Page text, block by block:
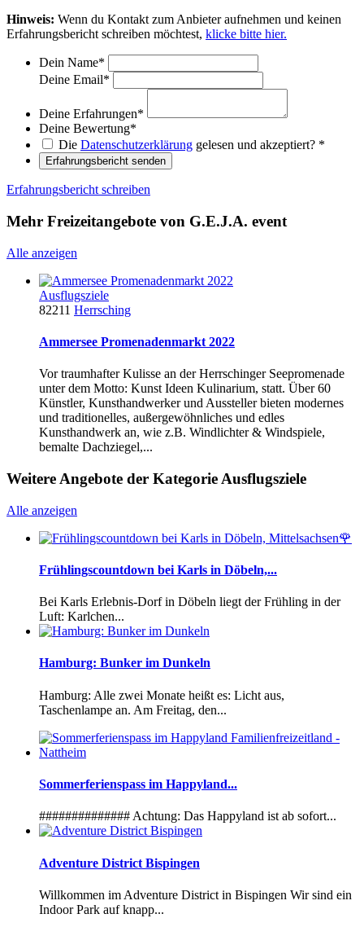
Hinweis: Wenn du Kontakt zum Anbieter aufnehmen und keinen
Erfahrungsbericht schreiben möchtest, klicke bitte hier.
Dein Name*
Deine Email*
Deine Erfahrungen*
Deine Bewertung*
Die Datenschutzerklärung gelesen und akzeptiert? *
Erfahrungsbericht senden
Erfahrungsbericht schreiben
Mehr Freizeitangebote von G.E.J.A. event
Alle anzeigen
Ausflugsziele
82211 Herrsching
Ammersee Promenadenmarkt 2022
Vor traumhafter Kulisse an der Herrschinger Seepromenade
unter dem Motto: Kunst Ideen Kulinarium, statt. Über 60
Künstler, Kunsthandwerker und Aussteller bieten modernes
und traditionelles, außergewöhnliches und edles
Kunsthandwerk an, wie z.B. Windlichter & Windspiele,
bemalte Dachziegel,...
Weitere Angebote der Kategorie Ausflugsziele
Alle anzeigen
Frühlingscountdown bei Karls in Döbeln,...
Bei Karls Erlebnis-Dorf in Döbeln liegt der Frühling in der
Luft: Karlchen...
Hamburg: Bunker im Dunkeln
Hamburg: Alle zwei Monate heißt es: Licht aus,
Taschenlampe an. Am Freitag, den...
Sommerferienspass im Happyland...
############## Achtung: Das Happyland ist ab sofort...
Adventure District Bispingen
Willkommen im Adventure District in Bispingen Wir sind ein
Indoor Park auf knapp...